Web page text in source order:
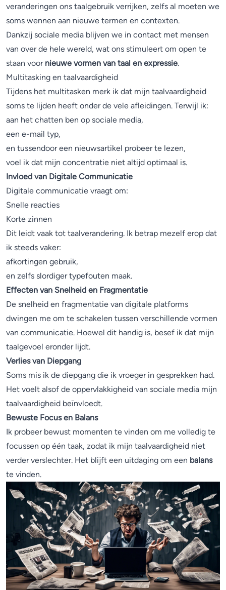
veranderingen ons taalgebruik verrijken, zelfs al moeten we
soms wennen aan nieuwe termen en contexten.
Dankzij sociale media blijven we in contact met mensen
van over de hele wereld, wat ons stimuleert om open te
staan voor nieuwe vormen van taal en expressie.
Multitasking en taalvaardigheid
Tijdens het multitasken merk ik dat mijn taalvaardigheid
soms te lijden heeft onder de vele afleidingen. Terwijl ik:
aan het chatten ben op sociale media,
een e-mail typ,
en tussendoor een nieuwsartikel probeer te lezen,
voel ik dat mijn concentratie niet altijd optimaal is.
Invloed van Digitale Communicatie
Digitale communicatie vraagt om:
Snelle reacties
Korte zinnen
Dit leidt vaak tot taalverandering. Ik betrap mezelf erop dat
ik steeds vaker:
afkortingen gebruik,
en zelfs slordiger typefouten maak.
Effecten van Snelheid en Fragmentatie
De snelheid en fragmentatie van digitale platforms
dwingen me om te schakelen tussen verschillende vormen
van communicatie. Hoewel dit handig is, besef ik dat mijn
taalgevoel eronder lijdt.
Verlies van Diepgang
Soms mis ik de diepgang die ik vroeger in gesprekken had.
Het voelt alsof de oppervlakkigheid van sociale media mijn
taalvaardigheid beïnvloedt.
Bewuste Focus en Balans
Ik probeer bewust momenten te vinden om me volledig te
focussen op één taak, zodat ik mijn taalvaardigheid niet
verder verslechter. Het blijft een uitdaging om een balans
te vinden.